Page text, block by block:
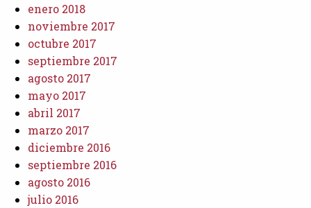
enero 2018
noviembre 2017
octubre 2017
septiembre 2017
agosto 2017
mayo 2017
abril 2017
marzo 2017
diciembre 2016
septiembre 2016
agosto 2016
julio 2016